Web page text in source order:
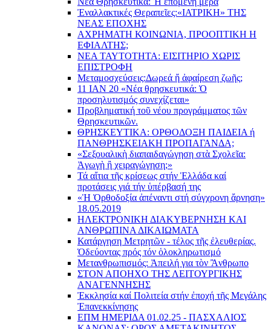
Ἐναλλακτικές Θεραπεῖες:«ΙΑΤΡΙΚΗ» ΤΗΣ
ΝΕΑΣ ΕΠΟΧΗΣ
ΑΧΡΗΜΑΤΗ ΚΟΙΝΩΝΙΑ, ΠΡΟΟΠΤΙΚΗ Η
ΕΦΙΑΛΤΗΣ;
ΝΕΑ ΤΑΥΤΟΤΗΤΑ: ΕΙΣΙΤΗΡΙΟ ΧΩΡΙΣ
ΕΠΙΣΤΡΟΦΗ
Μεταμοσχεύσεις:Δωρεά ἤ ἀφαίρεση ζωῆς;
11 ΙΑΝ 20 «Νέα θρησκευτικά: Ὁ
προσηλυτισμός συνεχίζεται»
Προβληματική τοῦ νέου προγράμματος τῶν
Θρησκευτικῶν.
ΘΡΗΣΚΕΥΤΙΚΑ: ΟΡΘΟΔΟΞΗ ΠΑΙΔΕΙΑ ή
ΠΑΝΘΡΗΣΚΕΙΑΚΗ ΠΡΟΠΑΓΑΝΔΑ;
«Σεξουαλικὴ διαπαιδαγώγηση στὰ Σχολεῖα:
Ἀγωγὴ ἢ χειραγώγηση;»
Τά αἴτια τῆς κρίσεως στήν Ἑλλάδα καί
προτάσεις γιά τήν ὑπέρβασή της
«Ἡ Ὀρθοδοξία ἀπέναντι στή σύγχρονη ἄρνηση»
18.05.2019
ΗΛΕΚΤΡΟΝΙΚΗ ΔΙΑΚΥΒΕΡΝΗΣΗ ΚΑΙ
ΑΝΘΡΩΠΙΝΑ ΔΙΚΑΙΩΜΑΤΑ
Κατάργηση Μετρητῶν - τέλος τῆς ἐλευθερίας.
Ὁδεύοντας πρός τόν ὁλοκληρωτισμό
Μετανθρωπισμός: Ἀπειλή για τὸν Ἂνθρωπο
ΣΤΟΝ ΑΠΟΗΧΟ ΤΗΣ ΛΕΙΤΟΥΡΓΙΚΗΣ
ΑΝΑΓΕΝΝΗΣΗΣ
Ἐκκλησία καί Πολιτεία στήν ἐποχή τῆς Μεγάλης
Ἐπανεκκίνησης
ΕΠΜ ΗΜΕΡΙΔΑ 01.02.25 - ΠΑΣΧΑΛΙΟΣ